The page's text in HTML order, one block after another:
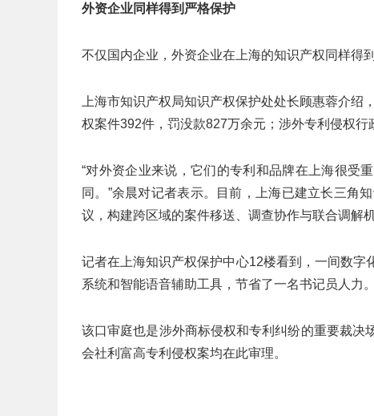
外资企业同样得到严格保护
不仅国内企业，外资企业在上海的知识产权同样得
上海市知识产权局知识产权保护处处长顾惠蓉介
权案件392件，罚没款827万余元；涉外专利侵权行
“对外资企业来说，它们的专利和品牌在上海很受
同。”余晨对记者表示。目前，上海已建立长三角
议，构建跨区域的案件移送、调查协作与联合调解机
记者在上海知识产权保护中心12楼看到，一间数
系统和智能语音辅助工具，节省了一名书记员人力。
该口审庭也是涉外商标侵权和专利纠纷的重要裁
会社利富高专利侵权案均在此审理。